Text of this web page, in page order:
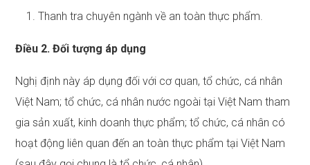
1. Thanh tra chuyên ngành về an toàn thực phẩm.
Điều 2. Đối tượng áp dụng
Nghị định này áp dụng đối với cơ quan, tổ chức, cá nhân
Việt Nam; tổ chức, cá nhân nước ngoài tại Việt Nam tham
gia sản xuất, kinh doanh thực phẩm; tổ chức, cá nhân có
hoạt động liên quan đến an toàn thực phẩm tại Việt Nam